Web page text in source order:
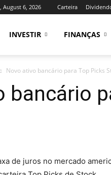
August 6, 2026 Carteira
INVESTIR FINANÇAS
Novo ativo bancário para Top Picks
bancário
de juros no mercado